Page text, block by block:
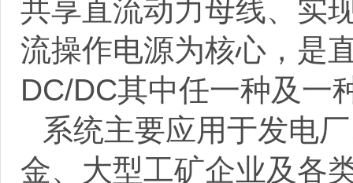
共享直流动力母线、实
流操作电源为核心，是
DC/DC其中任一种及一
系统主要应用于发电
金、大型工矿企业及各